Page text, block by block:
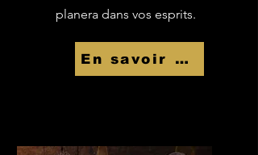
planera dans vos esprits.
En savoir Plus